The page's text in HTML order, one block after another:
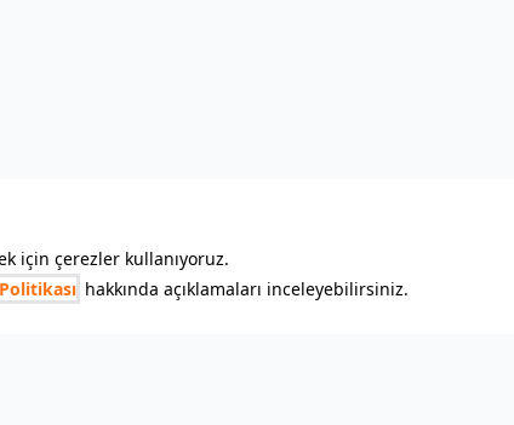
için çerezler kullanıyoruz.
hakkında açıklamaları inceleyebilirsiniz.